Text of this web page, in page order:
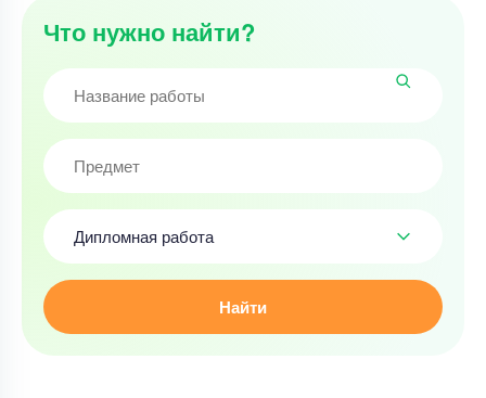
Что нужно найти?
Дипломная работа
Найти